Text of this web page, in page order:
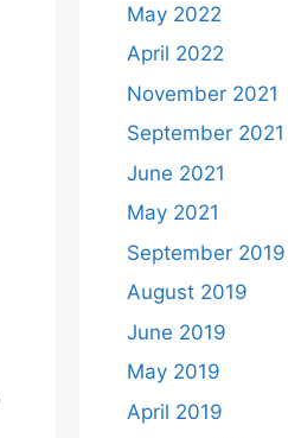
May 2022
April 2022
November 2021
September 2021
June 2021
May 2021
September 2019
August 2019
June 2019
May 2019
April 2019